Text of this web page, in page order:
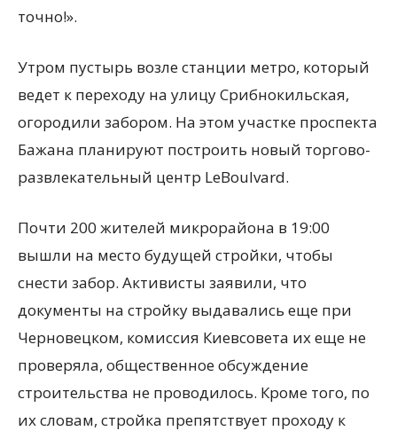
точно!».
Утром пустырь возле станции метро, который
ведет к переходу на улицу Срибнокильская,
огородили забором. На этом участке проспекта
Бажана планируют построить новый торгово-
развлекательный центр LeBoulvard.
Почти 200 жителей микрорайона в 19:00
вышли на место будущей стройки, чтобы
снести забор. Активисты заявили, что
документы на стройку выдавались еще при
Черновецком, комиссия Киевсовета их еще не
проверяла, общественное обсуждение
строительства не проводилось. Кроме того, по
их словам, стройка препятствует проходу к